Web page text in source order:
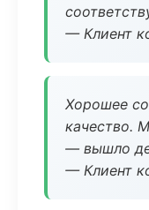
— Клиент
Хорошее
качество.
— вышло
— Клиент